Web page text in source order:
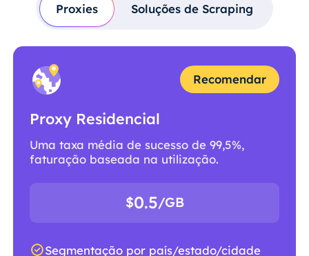
Proxies Soluções de Scraping
Recomendar
Proxy Residencial
Uma taxa média de sucesso de 99,5%,
faturação baseada na utilização.
$0.5/GB
Segmentação por país/estado/cidade